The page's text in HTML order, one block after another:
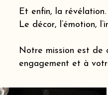
Et enfin, la révélation.
Le décor, l’émotion,
Notre mission est de
engagement et à